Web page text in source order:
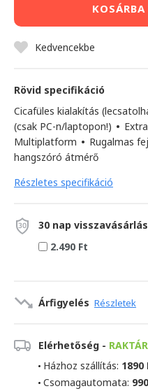
Kedvencekbe
Rövid specifikáció
Cicafüles kialakítás
(csak PC-n/laptopon!) •
Multiplatform • Rugalmas
hangszóró átmérő
Részletes specifikáció
30 nap
2.490 Ft
Árfigyelés Részletek
Elérhetőség -
Házhoz szállítás: 1890
Csomagautomata: